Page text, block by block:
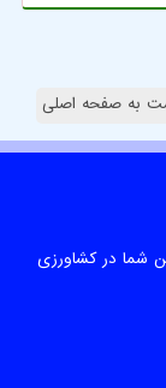
به صفحه اصلی
شما در کشاورزی